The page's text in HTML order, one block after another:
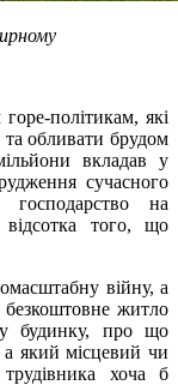
політикам, які
обливати брудом
вкладав у
сучасного
на
того, що
війну, а
житло
будинку, про що
а який місцевий чи
хоча б